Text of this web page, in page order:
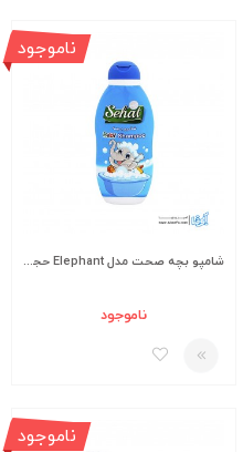
شامپو بچه صحت مدل Elephant حجم 200 گرم
ناموجود
ناموجود
ناموجود